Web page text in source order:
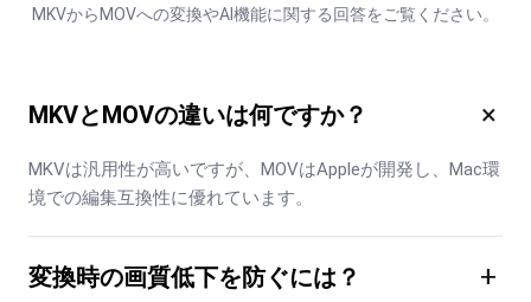
MKVからMOVへの変換やAI機能に関する回答をご覧ください。
MKVとMOVの違いは何ですか？ ×
MKVは汎用性が高いですが、MOVはAppleが開発し、Mac環
境での編集互換性に優れています。
変換時の画質低下を防ぐには？ +